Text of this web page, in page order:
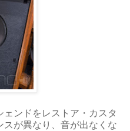
ンドをレストア・カスタ
スが異なり、音が出なくな